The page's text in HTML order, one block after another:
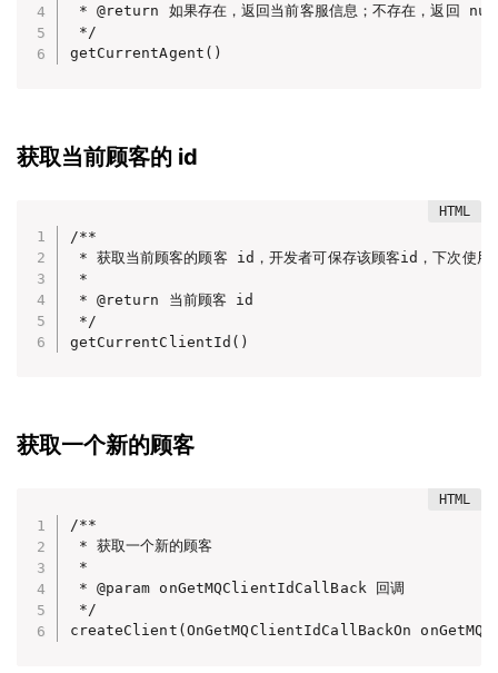
* @return 如果存在，返回当前客服信息；不存在，返回
*/
getCurrentAgent()
获取当前顾客的 id
/**
* 获取当前顾客的顾客 id，开发者可保存该顾客id，下次
*
* @return 当前顾客 id
*/
getCurrentClientId()
获取一个新的顾客
/**
* 获取一个新的顾客
*
* @param onGetMQClientIdCallBack 回调
*/
createClient(OnGetMQClientIdCallBackOn